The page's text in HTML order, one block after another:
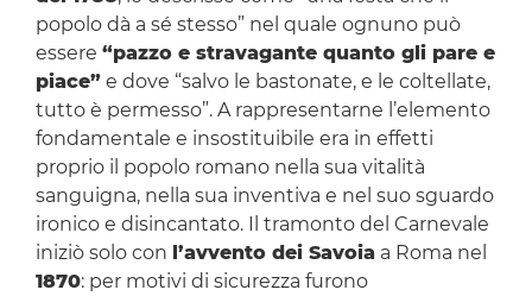
popolo dà a sé stesso” nel quale ognuno può
essere “pazzo e stravagante quanto gli pare e
piace”e dove “salvo le bastonate, e le coltellate,
tutto è permesso”. A rappresentarne l’elemento
fondamentale e insostituibile era in effetti
proprio il popolo romano nella sua vitalità
sanguigna, nella sua inventiva e nel suo sguardo
ironico e disincantato. Il tramonto del Carnevale
iniziò solo con l’avvento dei Savoia a Roma nel
1870: per motivi di sicurezza furono